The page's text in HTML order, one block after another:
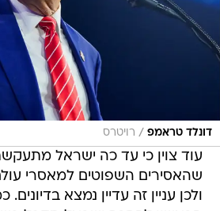
דונלד טראמפ / רויטרס
עוד צוין כי עד כה ישראל
שהאסירים השפוטים למאסרי
ולכן עניין זה עדיין נמצא